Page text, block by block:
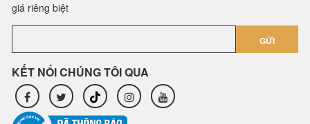
giá riêng biệt
GỬI
KẾT NỐI CHÚNG TÔI QUA